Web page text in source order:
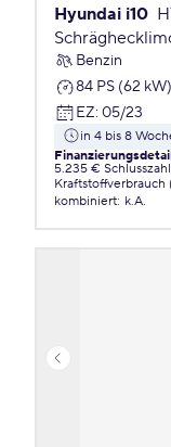
Hyundai i10
Benzin
84 PS (62 kW)
EZ: 05/23
in 4 bis 8
5.235 €
Kraftstoffverbrauch
kombiniert: k.A.